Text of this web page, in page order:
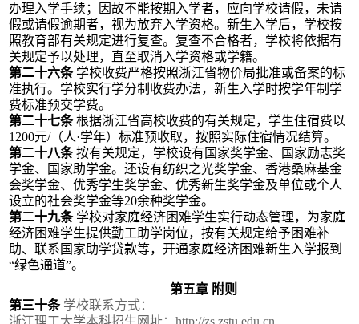
办理入学手续 ； 因故不能按期入学者，应向学校请假， 未请
假或请假逾期者，视为放弃入学资格。新生入学后，学校按
照教育部有关规定进行复查。 复查不合格者，学校将依据有
关规定予以处理，直至取消入学资格或学籍。
第二十六条 学校收费严格按照浙江省物价局批准或备案的标
准执行。学校实行学分制收费办法，新生入学时按学年制学
费标准预交学费。
第二十七条 根据浙江省高校收费的有关规定，学生住宿费以
1200元/（人·学年）标准预收取，按照实际住宿情况结算。
第二十八条 按有关规定， 学校设有国家奖学金、国家励志奖
学金、国家助学金。还设有纺织之光奖学金、香港桑麻基金
会奖学金、优秀学生奖学金、优秀新生奖学金及单位或个人
设立的社会奖学金等20余种奖学金。
第二十九条 学校对家庭经济困难学生实行动态管理，为家庭
经济困难学生提供勤工助学岗位，按有关规定给予困难补
助、联系国家助学贷款等，开通家庭经济困难新生入学报到
“绿色通道”。
第五章 附则
第三十条 学校联系方式：